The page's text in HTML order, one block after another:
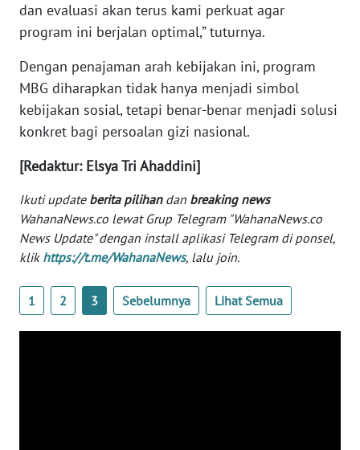
dan evaluasi akan terus kami perkuat agar
program ini berjalan optimal,” tuturnya.
Dengan penajaman arah kebijakan ini, program
MBG diharapkan tidak hanya menjadi simbol
kebijakan sosial, tetapi benar-benar menjadi solusi
konkret bagi persoalan gizi nasional.
[Redaktur: Elsya Tri Ahaddini]
Ikuti update berita pilihandan breaking news
WahanaNews.co lewat Grup Telegram "WahanaNews.co
News Update" dengan install aplikasi Telegram di ponsel,
klik https://t.me/WahanaNews, lalu join.
1 2 3 Sebelumnya Lihat Semua
PEDOMAN
SIBER
REDAKSI
KARIR
DISCLAIMER
Wahana
News
Regional
WN
SUMUT